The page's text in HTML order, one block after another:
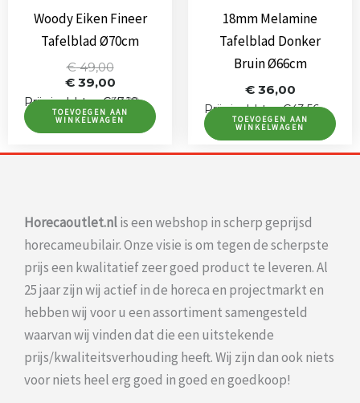
Woody Eiken Fineer
Tafelblad Ø70cm
€49,00
Prijs incl. btw: €59,29
Oorspronkelijke
prijs
was:
€ 49,00.
€39,00
Prijs incl. btw: €47,19
prijs
is:
€ 39,00.
TOEVOEGEN AAN
WINKELWAGEN
18mm Melamine
Tafelblad Donker
Bruin Ø66cm
€36,00
Prijs incl. btw: €43,56
TOEVOEGEN AAN
WINKELWAGEN
Horecaoutlet.nlis een webshop in scherp geprijsd
horecameubilair. Onze visie is om tegen de scherpste
prijs een kwalitatief zeer goed product te leveren. Al
25 jaar zijn wij actief in de horeca en projectmarkt en
hebben wij voor u een assortiment samengesteld
waarvan wij vinden dat die een uitstekende
prijs/kwaliteitsverhouding heeft. Wij zijn dan ook niets
voor niets heel erg goed in goed en goedkoop!